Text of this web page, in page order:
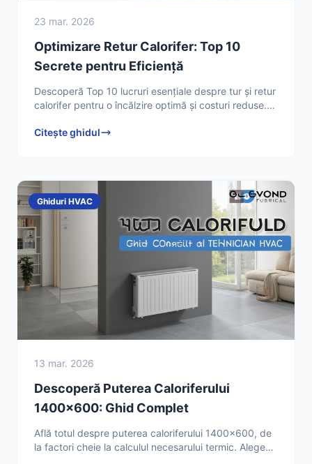
23 mar. 2026
Optimizare Retur Calorifer: Top 10
Secrete pentru Eficiență
Descoperă Top 10 lucruri esențiale despre tur și retur
calorifer pentru o încălzire optimă și costuri reduse.
Citește ghidul
Ghiduri HVAC
13 mar. 2026
Descoperă Puterea Caloriferului
1400x600: Ghid Complet
Află totul despre puterea caloriferului 1400x600, de
la factori cheie la calculul necesarului termic. Alege